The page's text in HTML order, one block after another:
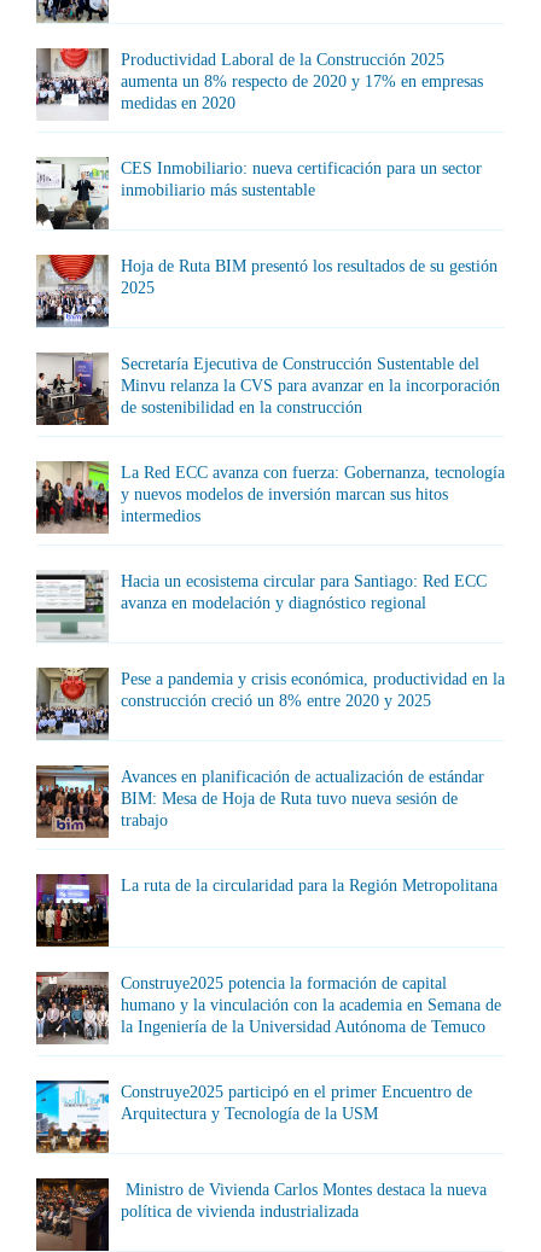
Productividad Laboral de la Construcción 2025
aumenta un 8% respecto de 2020 y 17% en empresas
medidas en 2020
CES Inmobiliario: nueva certificación para un sector
inmobiliario más sustentable
Hoja de Ruta BIM presentó los resultados de su gestión
2025
Secretaría Ejecutiva de Construcción Sustentable del
Minvu relanza la CVS para avanzar en la incorporación
de sostenibilidad en la construcción
La Red ECC avanza con fuerza: Gobernanza, tecnología
y nuevos modelos de inversión marcan sus hitos
intermedios
Hacia un ecosistema circular para Santiago: Red ECC
avanza en modelación y diagnóstico regional
Pese a pandemia y crisis económica, productividad en la
construcción creció un 8% entre 2020 y 2025
Avances en planificación de actualización de estándar
BIM: Mesa de Hoja de Ruta tuvo nueva sesión de
trabajo
La ruta de la circularidad para la Región Metropolitana
Construye2025 potencia la formación de capital
humano y la vinculación con la academia en Semana de
la Ingeniería de la Universidad Autónoma de Temuco
Construye2025 participó en el primer Encuentro de
Arquitectura y Tecnología de la USM
Ministro de Vivienda Carlos Montes destaca la nueva
política de vivienda industrializada